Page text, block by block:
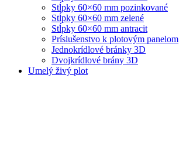
Stĺpky 60×60 mm pozinkované
Stĺpky 60×60 mm zelené
Stĺpky 60×60 mm antracit
Príslušenstvo k plotovým panelom
Jednokrídlové bránky 3D
Dvojkrídlové brány 3D
Umelý živý plot